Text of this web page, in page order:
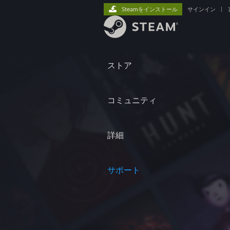
ストア
コミュニティ
詳細
サポート
Steamをインストール サインイン